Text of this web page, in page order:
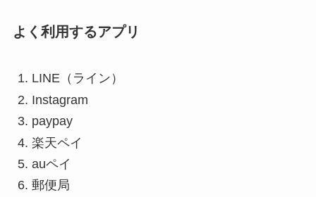
よく利用するアプリ
LINE（ライン）
Instagram
paypay
楽天ペイ
auペイ
郵便局